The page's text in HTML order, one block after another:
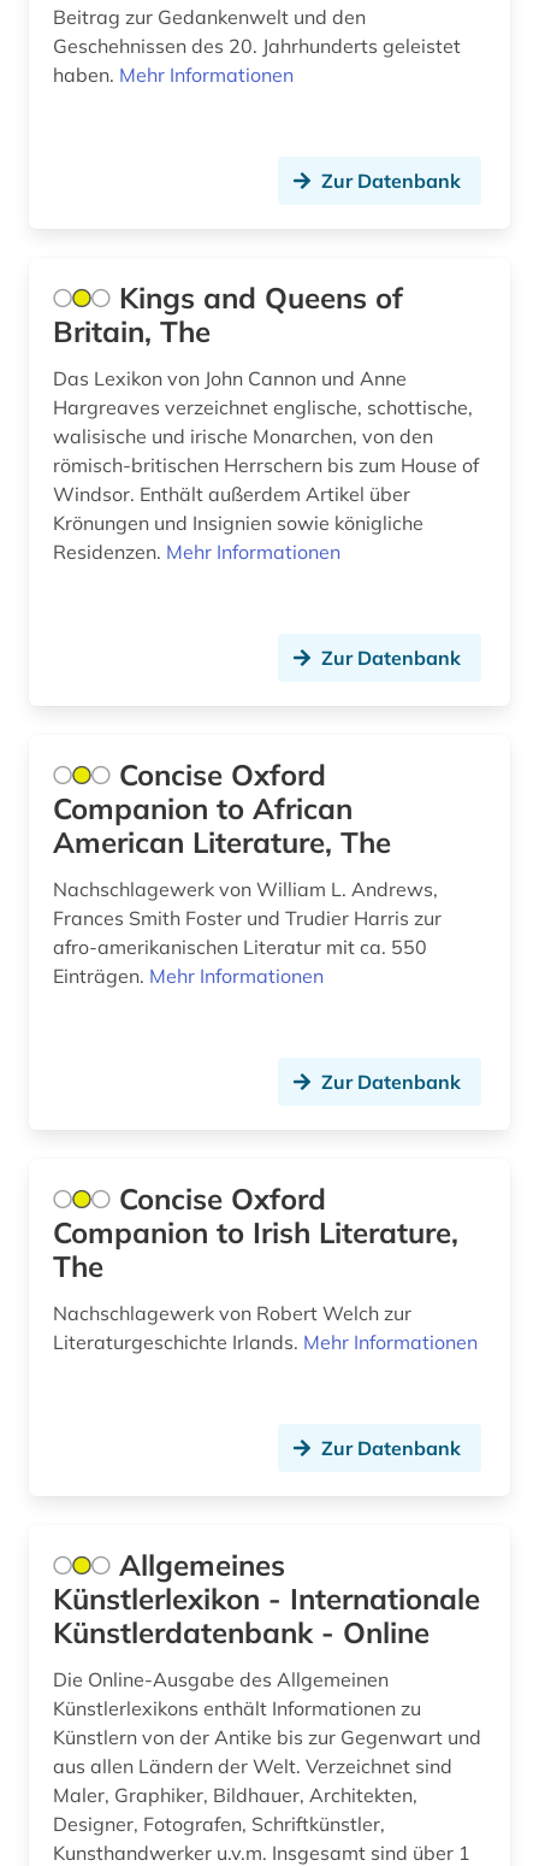
kollaboration (1)
kolonialreich (1)
kriminalliteratur (1)
kultur (2)
kulturfunktionär (1)
kulturgeschichte (1)
kulturpolitiker (1)
könig (1)
königin (1)
körperschaft (1)
landeskunde (5)
landschaftsarchitektin (1)
lehrer (1)
literaturwissenschaft (7)
ludwig (1)
ludwig van (1)
lusitanistik (1)
lyrik (2)
lyriker (2)
Beitrag zur Gedankenwelt und den
Geschehnissen des 20. Jahrhunderts geleistet
haben. Mehr Informationen
Zur Datenbank
Kings and Queens of
Britain, The
Das Lexikon von John Cannon und Anne
Hargreaves verzeichnet englische, schottische,
walisische und irische Monarchen, von den
römisch-britischen Herrschern bis zum House of
Windsor. Enthält außerdem Artikel über
Krönungen und Insignien sowie königliche
Residenzen. Mehr Informationen
Zur Datenbank
Concise Oxford
Companion to African
American Literature, The
Nachschlagewerk von William L. Andrews,
Frances Smith Foster und Trudier Harris zur
afro-amerikanischen Literatur mit ca. 550
Einträgen. Mehr Informationen
Zur Datenbank
Concise Oxford
Companion to Irish Literature,
The
Nachschlagewerk von Robert Welch zur
Literaturgeschichte Irlands. Mehr Informationen
Zur Datenbank
Allgemeines
Künstlerlexikon - Internationale
Künstlerdatenbank - Online
Die Online-Ausgabe des Allgemeinen
Künstlerlexikons enthält Informationen zu
Künstlern von der Antike bis zur Gegenwart und
aus allen Ländern der Welt. Verzeichnet sind
Maler, Graphiker, Bildhauer, Architekten,
Designer, Fotografen, Schriftkünstler,
Kunsthandwerker u.v.m. Insgesamt sind über 1